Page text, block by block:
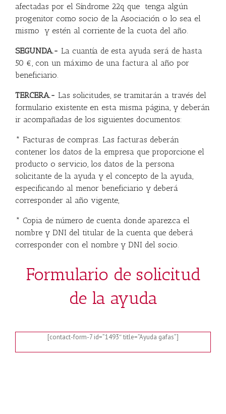
afectadas por el Síndrome 22q que tenga algún
progenitor como socio de la Asociación o lo sea el
mismo y estén al corriente de la cuota del año.
SEGUNDA.- La cuantía de esta ayuda será de hasta
50 €, con un máximo de una factura al año por
beneficiario.
TERCERA.- Las solicitudes, se tramitarán a través del
formulario existente en esta misma página, y deberán
ir acompañadas de los siguientes documentos:
* Facturas de compras. Las facturas deberán
contener los datos de la empresa que proporcione el
producto o servicio, los datos de la persona
solicitante de la ayuda y el concepto de la ayuda,
especificando al menor beneficiario y deberá
corresponder al año vigente,
* Copia de número de cuenta donde aparezca el
nombre y DNI del titular de la cuenta que deberá
corresponder con el nombre y DNI del socio.
Formulario de solicitud
de la ayuda
[contact-form-7 id=”1493″ title=”Ayuda gafas”]